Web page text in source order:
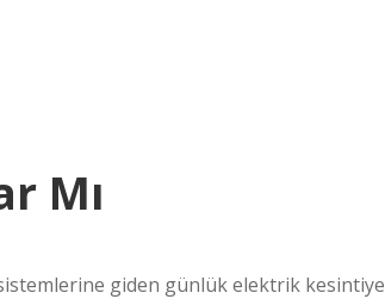
Mı
giden günlük elektrik kesintiye